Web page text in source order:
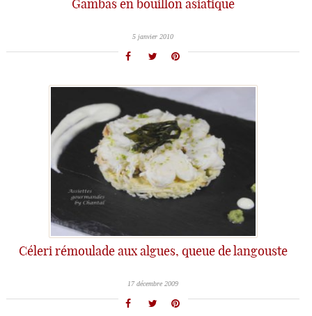
Gambas en bouillon asiatique
5 janvier 2010
Céleri rémoulade aux algues, queue de langouste
17 décembre 2009